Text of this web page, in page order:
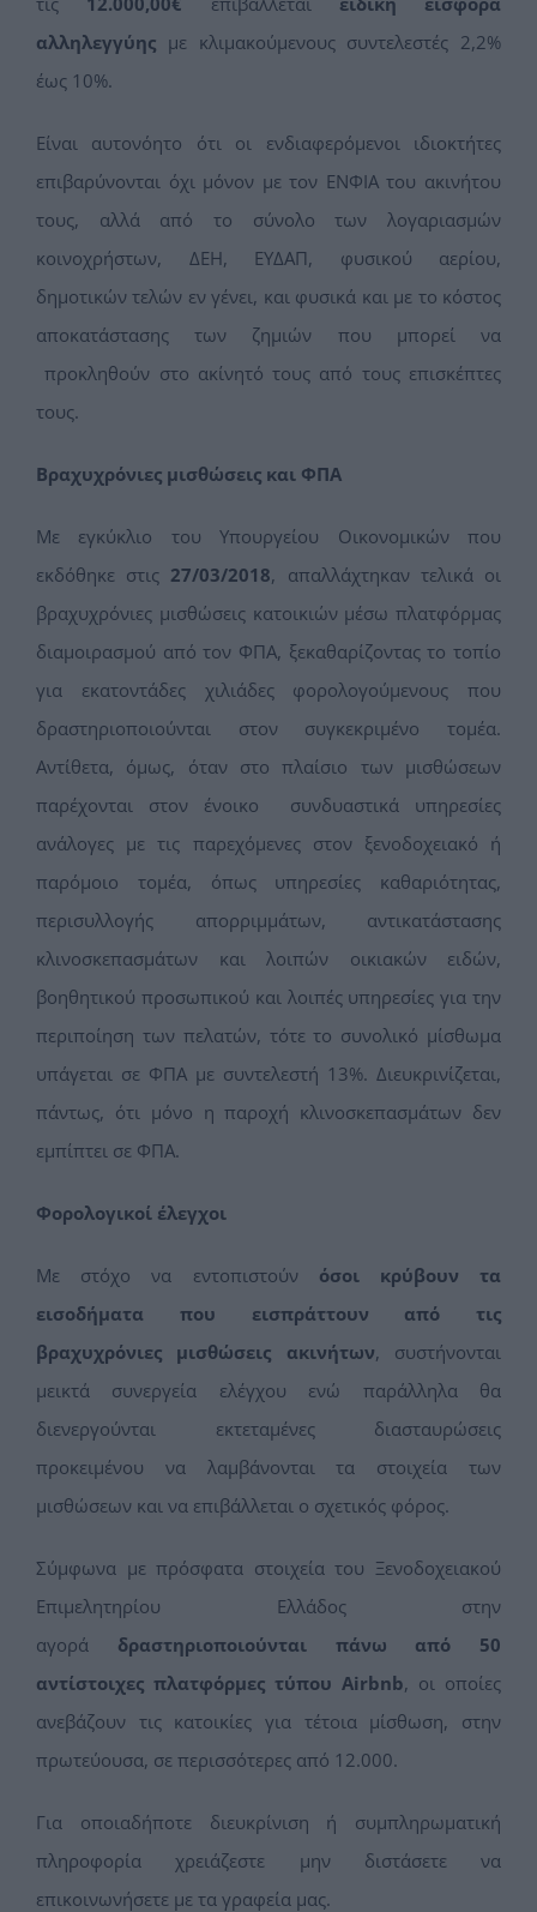
αλληλεγγύης με κλιμακούμενους συντελεστές 2,2%
έως 10%.
Είναι αυτονόητο ότι οι ενδιαφερόμενοι ιδιοκτήτες
επιβαρύνονται όχι μόνον με τον ΕΝΦΙΑ του ακινήτου
τους, αλλά από το σύνολο των λογαριασμών
κοινοχρήστων, ΔΕΗ, ΕΥΔΑΠ, φυσικού αερίου,
δημοτικών τελών εν γένει, και φυσικά και με το κόστος
αποκατάστασης των ζημιών που μπορεί να
προκληθούν στο ακίνητό τους από τους επισκέπτες
τους.
Βραχυχρόνιες μισθώσεις και ΦΠΑ
Με εγκύκλιο του Υπουργείου Οικονομικών που
εκδόθηκε στις 27/03/2018, απαλλάχτηκαν τελικά οι
βραχυχρόνιες μισθώσεις κατοικιών μέσω πλατφόρμας
διαμοιρασμού από τον ΦΠΑ, ξεκαθαρίζοντας το τοπίο
για εκατοντάδες χιλιάδες φορολογούμενους που
δραστηριοποιούνται στον συγκεκριμένο τομέα.
Αντίθετα, όμως, όταν στο πλαίσιο των μισθώσεων
παρέχονται στον ένοικο συνδυαστικά υπηρεσίες
ανάλογες με τις παρεχόμενες στον ξενοδοχειακό ή
παρόμοιο τομέα, όπως υπηρεσίες καθαριότητας,
περισυλλογής απορριμμάτων, αντικατάστασης
κλινοσκεπασμάτων και λοιπών οικιακών ειδών,
βοηθητικού προσωπικού και λοιπές υπηρεσίες για την
περιποίηση των πελατών, τότε το συνολικό μίσθωμα
υπάγεται σε ΦΠΑ με συντελεστή 13%. Διευκρινίζεται,
πάντως, ότι μόνο η παροχή κλινοσκεπασμάτων δεν
εμπίπτει σε ΦΠΑ.
Φορολογικοί έλεγχοι
Με στόχο να εντοπιστούν όσοι κρύβουν τα
εισοδήματα που εισπράττουν από τις
βραχυχρόνιες μισθώσεις ακινήτων, συστήνονται
μεικτά συνεργεία ελέγχου ενώ παράλληλα θα
διενεργούνται εκτεταμένες διασταυρώσεις
προκειμένου να λαμβάνονται τα στοιχεία των
μισθώσεων και να επιβάλλεται ο σχετικός φόρος.
Σύμφωνα με πρόσφατα στοιχεία του Ξενοδοχειακού
Επιμελητηρίου Ελλάδος στην
αγορά δραστηριοποιούνται πάνω από 50
αντίστοιχες πλατφόρμες τύπου Airbnb, οι οποίες
ανεβάζουν τις κατοικίες για τέτοια μίσθωση, στην
πρωτεύουσα, σε περισσότερες από 12.000.
Για οποιαδήποτε διευκρίνιση ή συμπληρωματική
πληροφορία χρειάζεστε μην διστάσετε να
επικοινωνήσετε με τα γραφεία μας.